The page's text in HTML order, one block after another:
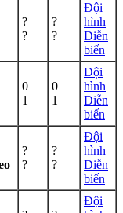
?
?
?
?
Đội
hình
Diễn
biến
0
1
0
1
Đội
hình
Diễn
biến
?
?
?
?
Đội
hình
Diễn
biến
Đội